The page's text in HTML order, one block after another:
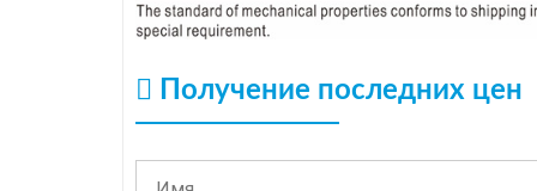
Получение последних цен